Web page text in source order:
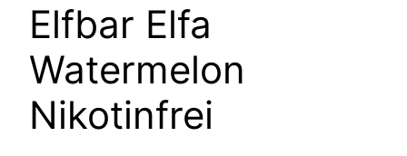
Elfbar Elfa
Watermelon
Nikotinfrei